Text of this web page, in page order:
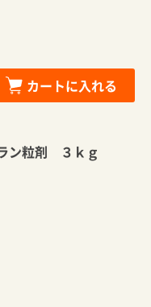
カートに入れる
ン粒剤 ３ｋｇ